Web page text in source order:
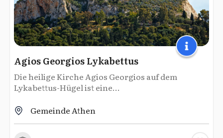
Agios Georgios Lykabettus
Die heilige Kirche Agios Georgios auf dem
Lykabettus-Hügel ist eine...
Gemeinde Athen